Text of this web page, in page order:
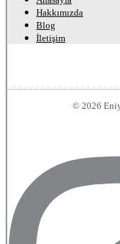
Hakkımızda
Blog
İletişim
© 2026